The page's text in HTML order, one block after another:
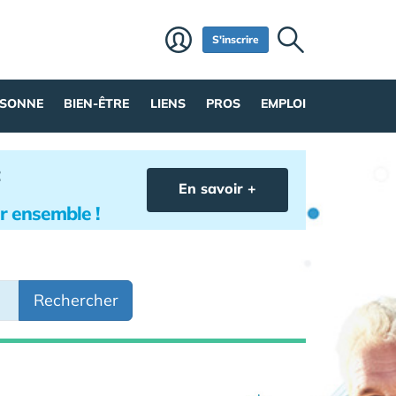
S'inscrire
BIEN-ÊTRE LIENS PROS EMPLOI
ensemble !
En savoir +
Rechercher